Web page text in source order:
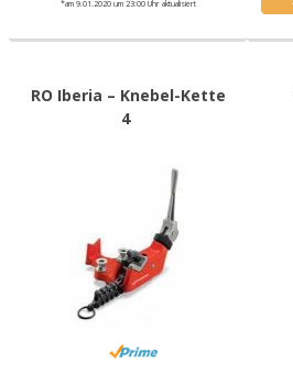
*am 9.01.2020 um 23:00 Uhr aktualisiert
RO Iberia – Knebel-Kette
4